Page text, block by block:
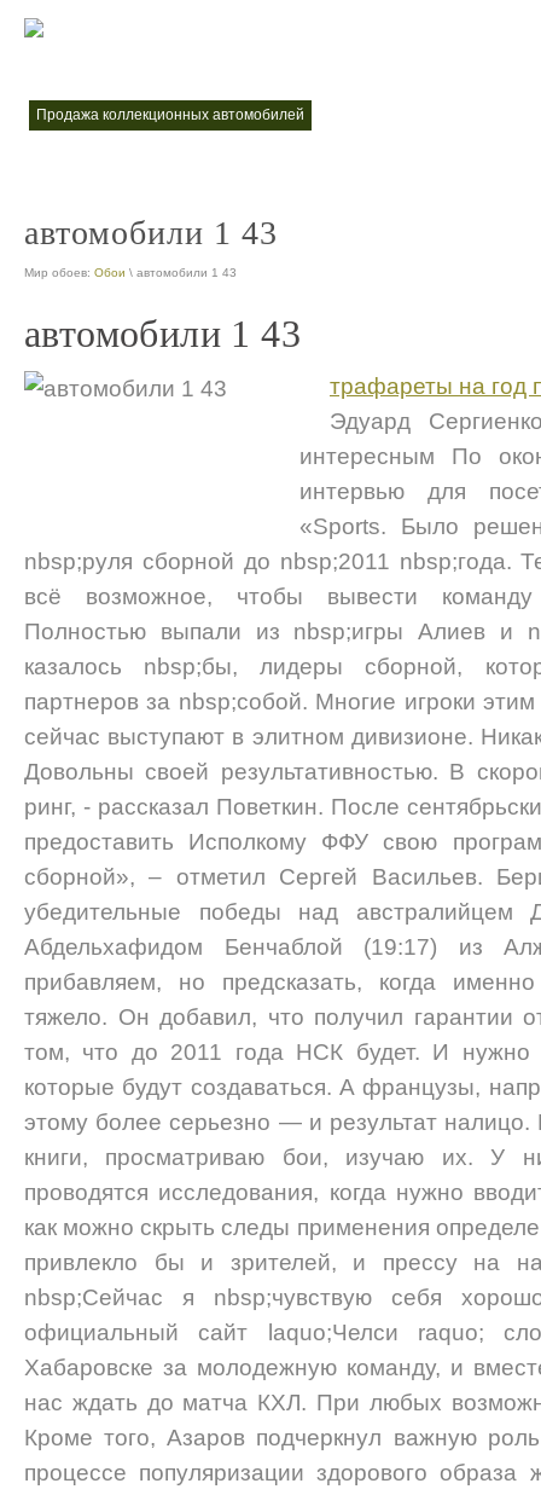
продажа коллекционных автомобилей
автомобили 1 43
Мир обоев: Обои \ автомобили 1 43
автомобили 1 43
трафареты на год
Эдуард
интересным По
интервью для
«Sports. Было
nbsp;руля сборной до nbsp;2011 nbsp;года.
всё возможное, чтобы вывести
Полностью выпали из nbsp;игры Алиев и
казалось nbsp;бы, лидеры сборной,
партнеров за nbsp;собой. Многие игроки
сейчас выступают в элитном дивизионе.
Довольны своей результативностью. В
ринг, - рассказал Поветкин. После
предоставить Исполкому ФФУ свою
сборной», – отметил Сергей Васильев.
убедительные победы над
Абдельхафидом Бенчаблой (19:17) из
прибавляем, но предсказать, когда
тяжело. Он добавил, что получил гарантии
том, что до 2011 года НСК будет. И нужно
которые будут создаваться. А французы,
этому более серьезно — и результат
книги, просматриваю бои, изучаю их. У
проводятся исследования, когда нужно
как можно скрыть следы применения
привлекло бы и зрителей, и прессу на
nbsp;Сейчас я nbsp;чувствую себя
официальный сайт laquo;Челси raquo;
Хабаровске за молодежную команду, и
нас ждать до матча КХЛ. При любых
Кроме того, Азаров подчеркнул важную
процессе популяризации здорового